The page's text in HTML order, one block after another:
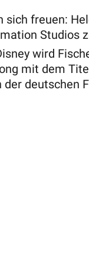
freuen:
Studios
wird
mit dem
deutschen